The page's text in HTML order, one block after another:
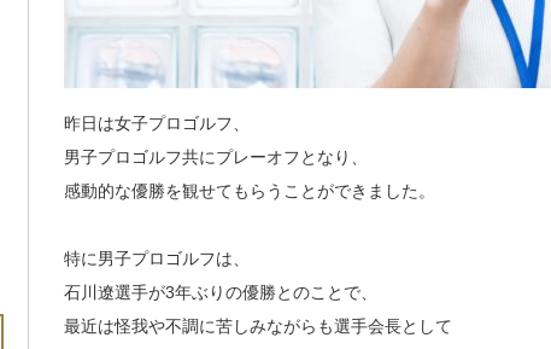
昨日は女子プロゴルフ、
男子プロゴルフ共にプレーオフとなり、
感動的な優勝を観せてもらうことができました。
特に男子プロゴルフは、
石川遼選手が3年ぶりの優勝とのことで、
最近は怪我や不調に苦しみながらも選手会長として